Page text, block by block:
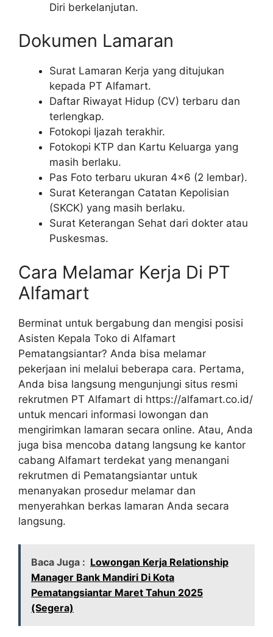
Diri berkelanjutan.
Dokumen Lamaran
Surat Lamaran Kerja yang ditujukan
kepada PT Alfamart.
Daftar Riwayat Hidup (CV) terbaru dan
terlengkap.
Fotokopi Ijazah terakhir.
Fotokopi KTP dan Kartu Keluarga yang
masih berlaku.
Pas Foto terbaru ukuran 4×6 (2 lembar).
Surat Keterangan Catatan Kepolisian
(SKCK) yang masih berlaku.
Surat Keterangan Sehat dari dokter atau
Puskesmas.
Cara Melamar Kerja Di PT
Alfamart
Berminat untuk bergabung dan mengisi posisi
Asisten Kepala Toko di Alfamart
Pematangsiantar? Anda bisa melamar
pekerjaan ini melalui beberapa cara. Pertama,
Anda bisa langsung mengunjungi situs resmi
rekrutmen PT Alfamart di https://alfamart.co.id/
untuk mencari informasi lowongan dan
mengirimkan lamaran secara online. Atau, Anda
juga bisa mencoba datang langsung ke kantor
cabang Alfamart terdekat yang menangani
rekrutmen di Pematangsiantar untuk
menanyakan prosedur melamar dan
menyerahkan berkas lamaran Anda secara
langsung.
Baca Juga : Lowongan Kerja Relationship
Manager Bank Mandiri Di Kota
Pematangsiantar Maret Tahun 2025
(Segera)